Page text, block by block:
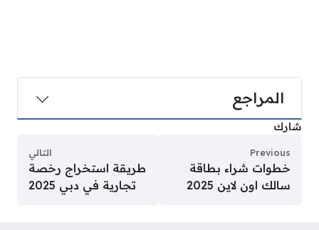
المراجع
شارك
Previous
خطوات شراء بطاقة
سالك اون لاين 2025
التالي
طريقة استخراج رخصة
تجارية في دبي 2025